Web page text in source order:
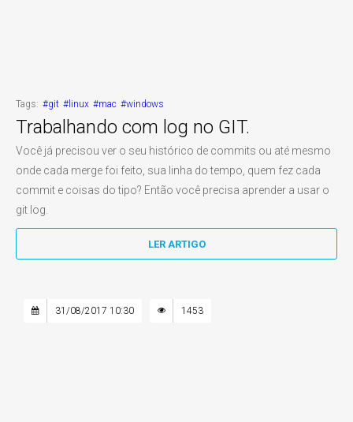
Tags: #git #linux #mac #windows
Trabalhando com log no GIT.
Você já precisou ver o seu histórico de commits ou até mesmo
onde cada merge foi feito, sua linha do tempo, quem fez cada
commit e coisas do tipo? Então você precisa aprender a usar o
git log.
LER ARTIGO
31/08/2017 10:30 1453